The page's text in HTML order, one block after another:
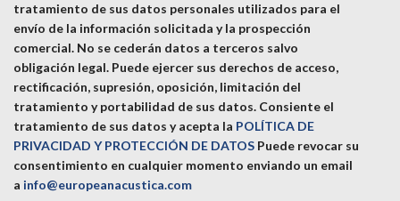
tratamiento de sus datos personales utilizados para el
envío de la información solicitada y la prospección
comercial. No se cederán datos a terceros salvo
obligación legal. Puede ejercer sus derechos de acceso,
rectificación, supresión, oposición, limitación del
tratamiento y portabilidad de sus datos. Consiente el
tratamiento de sus datos y acepta la POLÍTICA DE
PRIVACIDAD Y PROTECCIÓN DE DATOS Puede revocar su
consentimiento en cualquier momento enviando un email
a info@europeanacustica.com